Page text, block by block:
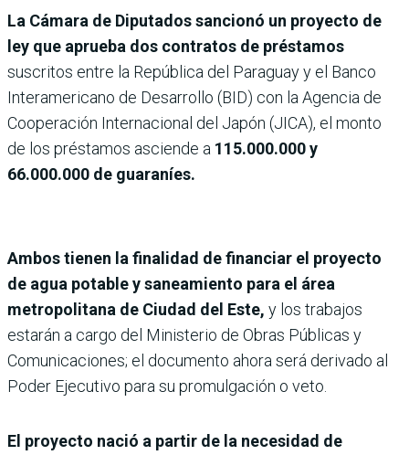
La Cámara de Diputados sancionó un proyecto de
ley que aprueba dos contratos de préstamos
suscritos entre la República del Paraguay y el Banco
Interamericano de Desarrollo (BID) con la Agencia de
Cooperación Internacional del Japón (JICA), el monto
de los préstamos asciende a 115.000.000 y
66.000.000 de guaraníes.
Ambos tienen la finalidad de financiar el proyecto
de agua potable y saneamiento para el área
metropolitana de Ciudad del Este, y los trabajos
estarán a cargo del Ministerio de Obras Públicas y
Comunicaciones; el documento ahora será derivado al
Poder Ejecutivo para su promulgación o veto.
El proyecto nació a partir de la necesidad de